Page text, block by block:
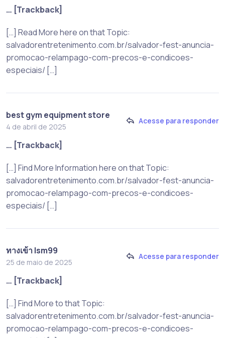
… [Trackback]
[…] Read More here on that Topic:
salvadorentretenimento.com.br/salvador-fest-anuncia-
promocao-relampago-com-precos-e-condicoes-
especiais/ […]
best gym equipment store
4 de abril de 2025
Acesse para responder
… [Trackback]
[…] Find More Information here on that Topic:
salvadorentretenimento.com.br/salvador-fest-anuncia-
promocao-relampago-com-precos-e-condicoes-
especiais/ […]
ทางเข้า lsm99
25 de maio de 2025
Acesse para responder
… [Trackback]
[…] Find More to that Topic:
salvadorentretenimento.com.br/salvador-fest-anuncia-
promocao-relampago-com-precos-e-condicoes-